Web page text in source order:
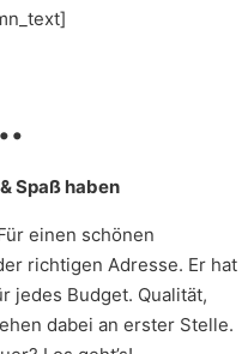
Spaß haben
einen schönen
richtigen Adresse. Er hat
jedes Budget. Qualität,
dabei an erster Stelle.